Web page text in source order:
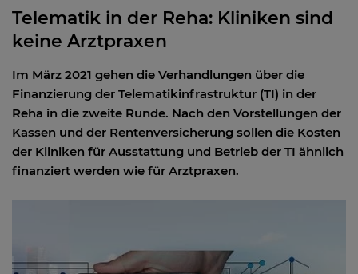
Telematik in der Reha: Kliniken sind
keine Arztpraxen
Im März 2021 gehen die Verhandlungen über die
Finanzierung der Telematikinfrastruktur (TI) in der
Reha in die zweite Runde. Nach den Vorstellungen der
Kassen und der Rentenversicherung sollen die Kosten
der Kliniken für Ausstattung und Betrieb der TI ähnlich
finanziert werden wie für Arztpraxen.